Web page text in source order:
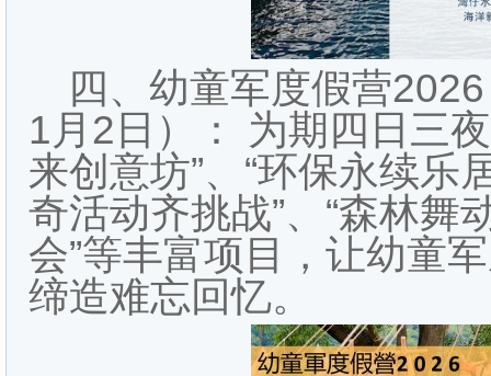
四、幼童军度假营
1月2日）： 为期四日三
来创意坊”、“环保永续乐
奇活动齐挑战”、“森林舞
会”等丰富项目，让幼童
缔造难忘回忆。